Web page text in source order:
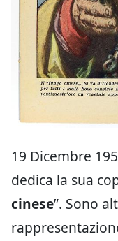
19 Dicembre
dedica la sua
cinese”. Sono